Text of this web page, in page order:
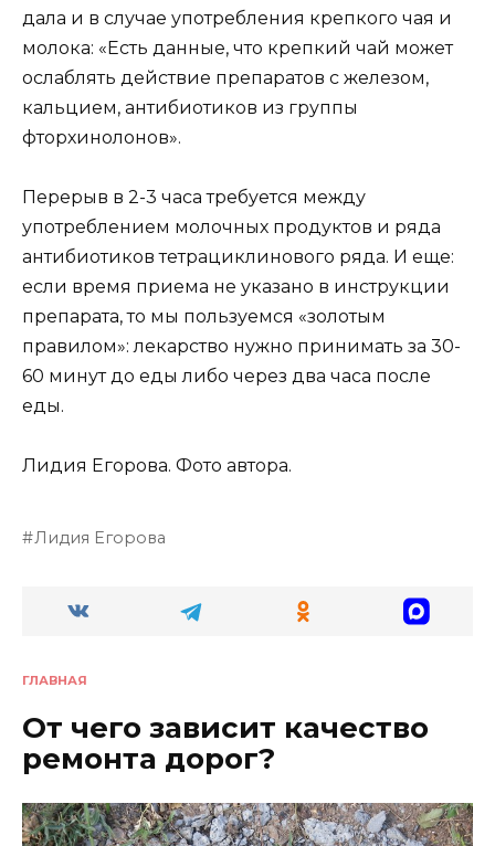
дала и в случае употребления крепкого чая и
молока: «Есть данные, что крепкий чай может
ослаблять действие препаратов с железом,
кальцием, антибиотиков из группы
фторхинолонов».
Перерыв в 2-3 часа требуется между
употреблением молочных продуктов и ряда
антибиотиков тетрациклинового ряда. И еще:
если время приема не указано в инструкции
препарата, то мы пользуемся «золотым
правилом»: лекарство нужно принимать за 30-
60 минут до еды либо через два часа после
еды.
Лидия Егорова. Фото автора.
Лидия Егорова
ГЛАВНАЯ
От чего зависит качество
ремонта дорог?